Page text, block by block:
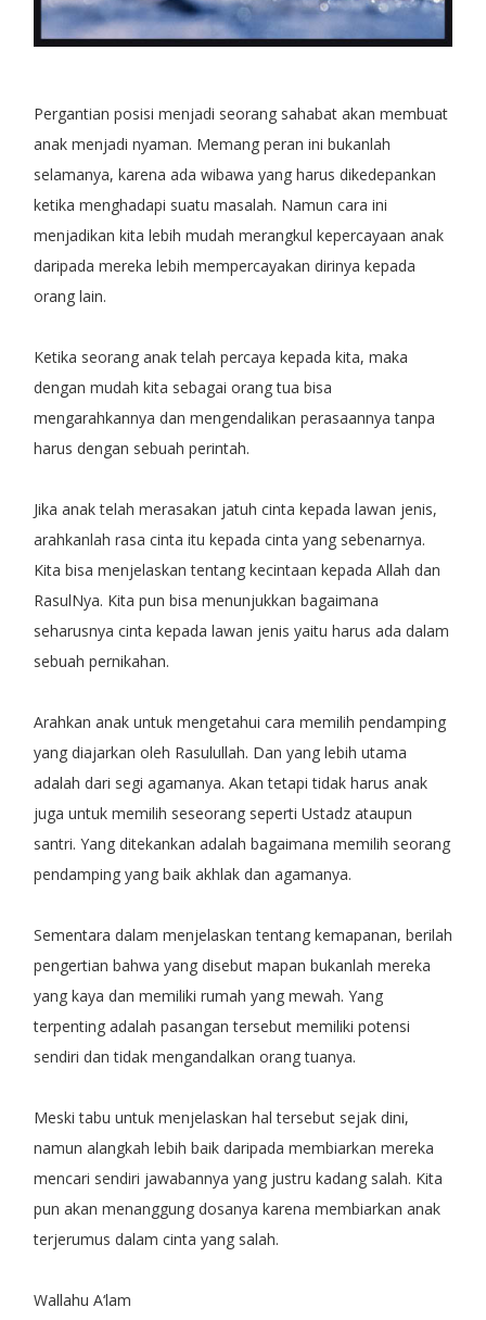
Pergantian posisi menjadi seorang sahabat akan membuat
anak menjadi nyaman. Memang peran ini bukanlah
selamanya, karena ada wibawa yang harus dikedepankan
ketika menghadapi suatu masalah. Namun cara ini
menjadikan kita lebih mudah merangkul kepercayaan anak
daripada mereka lebih mempercayakan dirinya kepada
orang lain.
Ketika seorang anak telah percaya kepada kita, maka
dengan mudah kita sebagai orang tua bisa
mengarahkannya dan mengendalikan perasaannya tanpa
harus dengan sebuah perintah.
Jika anak telah merasakan jatuh cinta kepada lawan jenis,
arahkanlah rasa cinta itu kepada cinta yang sebenarnya.
Kita bisa menjelaskan tentang kecintaan kepada Allah dan
RasulNya. Kita pun bisa menunjukkan bagaimana
seharusnya cinta kepada lawan jenis yaitu harus ada dalam
sebuah pernikahan.
Arahkan anak untuk mengetahui cara memilih pendamping
yang diajarkan oleh Rasulullah. Dan yang lebih utama
adalah dari segi agamanya. Akan tetapi tidak harus anak
juga untuk memilih seseorang seperti Ustadz ataupun
santri. Yang ditekankan adalah bagaimana memilih seorang
pendamping yang baik akhlak dan agamanya.
Sementara dalam menjelaskan tentang kemapanan, berilah
pengertian bahwa yang disebut mapan bukanlah mereka
yang kaya dan memiliki rumah yang mewah. Yang
terpenting adalah pasangan tersebut memiliki potensi
sendiri dan tidak mengandalkan orang tuanya.
Meski tabu untuk menjelaskan hal tersebut sejak dini,
namun alangkah lebih baik daripada membiarkan mereka
mencari sendiri jawabannya yang justru kadang salah. Kita
pun akan menanggung dosanya karena membiarkan anak
terjerumus dalam cinta yang salah.
Wallahu A‘lam